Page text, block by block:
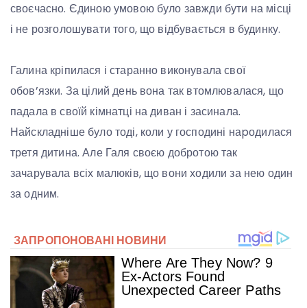
своєчасно. Єдиною умовою було завжди бути на місці
і не розголошувати того, що відбувається в будинку.
Галина кріпилася і старанно виконувала свої
обов’язки. За цілий день вона так втомлювалася, що
падала в своїй кімнатці на диван і засинала.
Найскладніше було тоді, коли у господині наpодилася
третя дитина. Але Галя своєю добротою так
зачарувала всіх малюків, що вони ходили за нею один
за одним.